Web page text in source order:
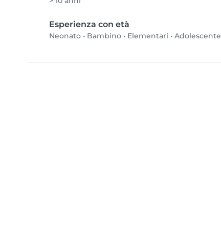
Esperienza con età
Neonato • Bambino • Elementari • Adolescente